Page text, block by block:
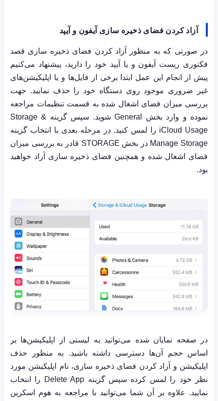
آزاد کردن فضای ذخیره سازی آیفون و آیپد
در صورتی که به منظور آزاد کردن فضای ذخیره سازی قصد
فکتوری ریست آیفون و یا آیپد خود را دارید، پیشنهاد می‌کنیم
پیش از انجام این عمل ابتدا برخی از فایل‌ها و یا اپلیکیشن‌های
غیر ضروری موجود روی دستگاه خود را حذف نمایید. جهت
بررسی میزان فضای اشغال شده به قسمت تنظیمات مراجعه
نموده و وارد بخش
Generalشوید. سپس گزینه Storage &
iCloud Usage را لمس کنید. در مرحله بعدی با انتخاب گزینه
Manage Storage در بخش STORAGE قادر به بررسی میزان
فضای اشغال شده و همچنین فضای ذخیره سازی آزاد خواهید
بود.
در صفحه نمایان شده می‌توانید به لیستی از اپلیکیشن‌ها بر
اساس حجم آن‌ها دسترسی داشته باشید. به منظور حذف
اپلیکیشن‌ و آزاد کردن فضای ذخیره سازی، نام اپلیکیشن مورد
نظر خود را لمس کرده سپس گزینه Delete App
را انتخاب
نمایید. علاوه بر آن شما می‌توانید با مراجعه به هوم اسکرین